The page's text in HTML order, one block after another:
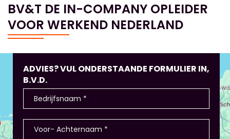
BV&T DE IN-COMPANY OPLEIDER
VOOR WERKEND NEDERLAND
ADVIES? VUL ONDERSTAANDE FORMULIER IN,
B.V.D.